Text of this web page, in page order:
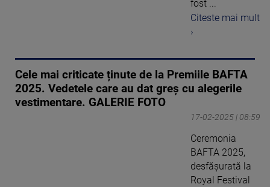
fost ...
Citeste mai mult
›
Cele mai criticate ținute de la Premiile BAFTA
2025. Vedetele care au dat greș cu alegerile
vestimentare. GALERIE FOTO
17-02-2025 | 08:59
Ceremonia
BAFTA 2025,
desfășurată la
Royal Festival